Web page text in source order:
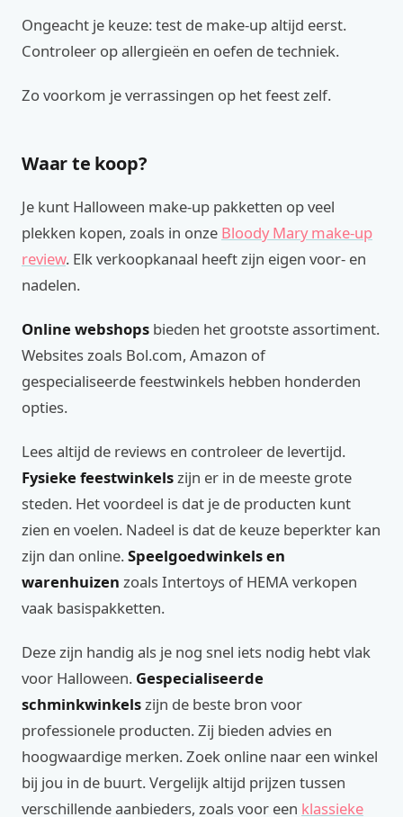
Ongeacht je keuze: test de make-up altijd eerst.
Controleer op allergieën en oefen de techniek.
Zo voorkom je verrassingen op het feest zelf.
Waar te koop?
Je kunt Halloween make-up pakketten op veel
plekken kopen, zoals in onze Bloody Mary make-up
review. Elk verkoopkanaal heeft zijn eigen voor- en
nadelen.
Online webshops bieden het grootste assortiment.
Websites zoals Bol.com, Amazon of
gespecialiseerde feestwinkels hebben honderden
opties.
Lees altijd de reviews en controleer de levertijd.
Fysieke feestwinkelszijn er in de meeste grote
steden. Het voordeel is dat je de producten kunt
zien en voelen. Nadeel is dat de keuze beperkter kan
zijn dan online.Speelgoedwinkels en
warenhuizen zoals Intertoys of HEMA verkopen
vaak basispakketten.
Deze zijn handig als je nog snel iets nodig hebt vlak
voor Halloween. Gespecialiseerde
schminkwinkelszijn de beste bron voor
professionele producten. Zij bieden advies en
hoogwaardige merken. Zoek online naar een winkel
bij jou in de buurt. Vergelijk altijd prijzen tussen
verschillende aanbieders, zoals voor een klassieke